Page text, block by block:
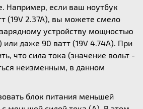
Например, если ваш ноутбук
(19V 2.37A), вы можете смело
устройству мощностью
или даже 90 ватт (19V 4.74A). При
что сила тока (значение вольт -
неизменным, в данном
блок питания меньшей